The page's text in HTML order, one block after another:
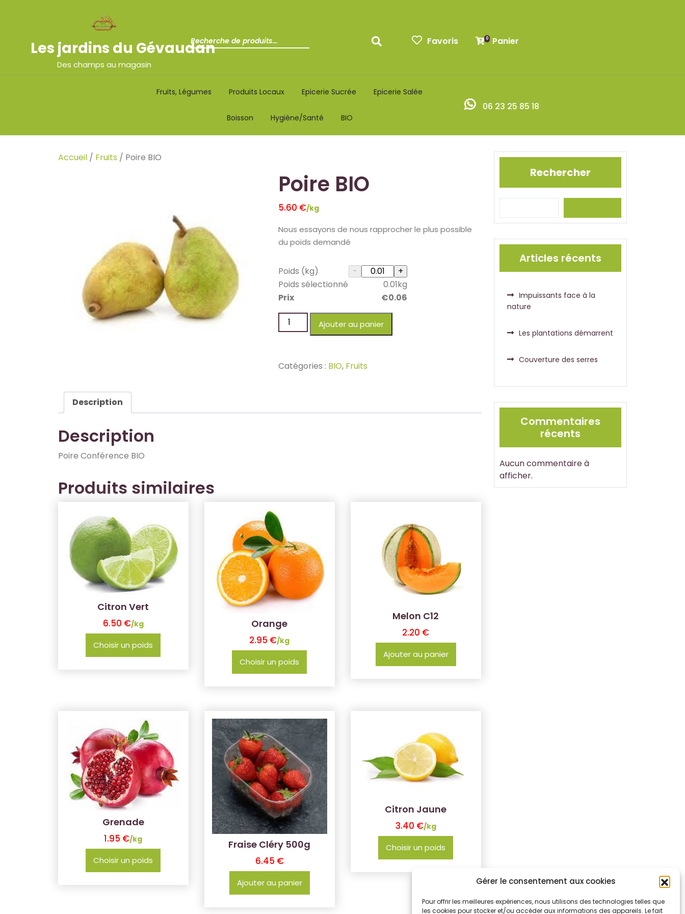
Gérer le consentement aux cookies
Pour offrir les meilleures expériences, nous utilisons des technologies telles que
les cookies pour stocker et/ou accéder aux informations des appareils. Le fait
Les jardins du Gévaudan
Des champs au magasin
Favoris 0 Panier
Fruits, Légumes Produits Locaux Epicerie Sucrée Epicerie Salée
Boisson Hygiène/santé BIO
06 23 25 85 18
Accueil / Fruits / Poire BIO
Poire BIO
5.60 €/kg
Nous essayons de nous rapprocher le plus possible
du poids demandé
Poids (kg)
Poids sélectionné
0.01kg
Prix
€0.06
Ajouter au panier
Catégories : BIO, Fruits
Description
Description
Poire Conférence BIO
Produits similaires
Citron Vert
6.50 €/kg
Choisir un poids
Orange
2.95 €/kg
Choisir un poids
Melon C12
2.20 €
Ajouter au panier
Grenade
1.95 €/kg
Choisir un poids
Fraise Cléry 500g
6.45 €
Ajouter au panier
Citron Jaune
3.40 €/kg
Choisir un poids
Rechercher
Articles récents
Impuissants face à la
nature
Les plantations démarrent
Couverture des serres
Commentaires
récents
Aucun commentaire à
afficher.